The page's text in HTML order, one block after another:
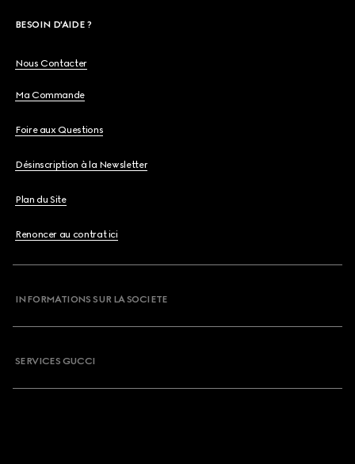
BESOIN D'AIDE ?
Nous Contacter
Ma Commande
Foire aux Questions
Désinscription à la Newsletter
Plan du Site
Renoncer au contrat ici
INFORMATIONS SUR LA SOCIETE
SERVICES GUCCI